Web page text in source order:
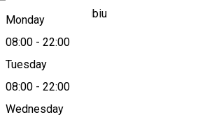
Monday
08:00 - 22:00
Tuesday
08:00 - 22:00
Wednesday
Cârțișoara, Jud. Sibiu
Map
About